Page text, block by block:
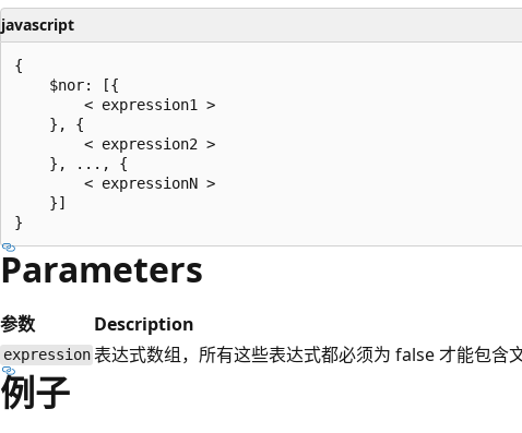
javascript
{
    $nor: [{
        < expression1 >
    }, {
        < expression2 >
    }, ..., {
        < expressionN >
    }]
Parameters
参数 Description
expression 表达式数组，所有这些表达式都必须为 false 才能包含
例子